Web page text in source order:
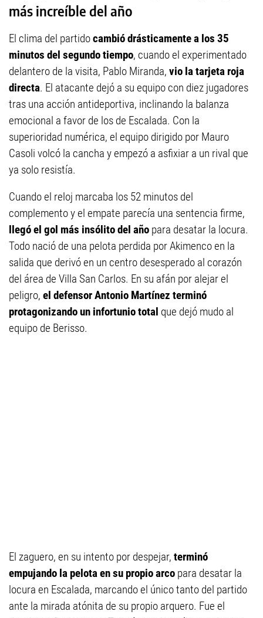
más increíble del año
El clima del partidocambió drásticamente a los 35
minutos del segundo tiempo, cuando el experimentado
delantero de la visita, Pablo Miranda, vio la tarjeta roja
directa. El atacante dejó a su equipo con diez jugadores
tras una acción antideportiva, inclinando la balanza
emocional a favor de los de Escalada. Con la
superioridad numérica, el equipo dirigido por Mauro
Casoli volcó la cancha y empezó a asfixiar a un rival que
ya solo resistía.
Cuando el reloj marcaba los 52 minutos del
complemento y el empate parecía una sentencia firme,
llegó el gol más insólito del año para desatar la locura.
Todo nació de una pelota perdida por Akimenco en la
salida que derivó en un centro desesperado al corazón
del área de Villa San Carlos. En su afán por alejar el
peligro, el defensor Antonio Martínez terminó
protagonizando un infortunio total que dejó mudo al
equipo de Berisso.
El zaguero, en su intento por despejar, terminó
empujando la pelota en su propio arco para desatar la
locura en Escalada, marcando el único tanto del partido
ante la mirada atónita de su propio arquero. Fue el